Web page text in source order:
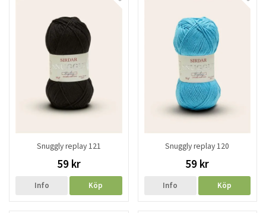
Snuggly replay 121
59 kr
Info Köp
Snuggly replay 120
59 kr
Info Köp